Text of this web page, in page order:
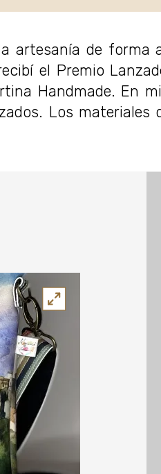
artesanía de forma
el Premio
Handmade. En
Los materiales